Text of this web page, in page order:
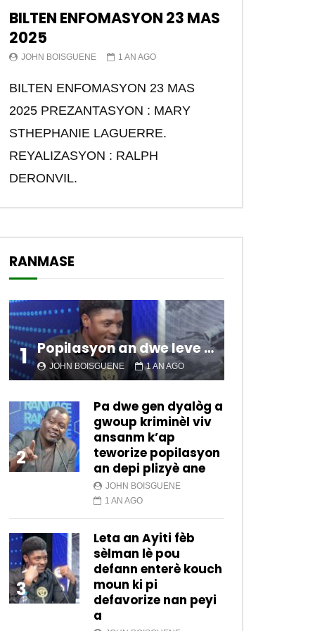
En Direct | Ranmase | 25
En Direct | Ranmase | 18
Septembre 2021
En Direct | Ranmase | 18
Septembre 2021
En Direct | Ranmase 4
Seprembre 2021
13.4K 86
En Direct | Ranmase 28
Aout 2021
13.7K 69
En Direct | Ranmase | 07
Août 2021
21.9K 114
En Direct | Ranmase | 31
24.7K 135
En Direct | Ranmase | 24
Juillet 2021
35.1K
BILTEN ENFOMASYON 23 MAS
2025
JOHN BOISGUENE 1 AN AGO
BILTEN ENFOMASYON 23 MAS
2025 PREZANTASYON : MARY
STHEPHANIE LAGUERRE.
REYALIZASYON : RALPH
DERONVIL.
RANMASE
1 Popilasyon an dwe leve kanpe pou chanje sitiyasyon kawotik l’ap viv nan peyi a.
JOHN BOISGUENE 1 AN AGO
2
Pa dwe gen dyalòg a
gwoup kriminèl viv
ansanm k’ap
teworize popilasyon
an depi plizyè ane
JOHN BOISGUENE
1 AN AGO
3
Leta an Ayiti fèb
sèlman lè pou
defann enterè kouch
moun ki pi
defavorize nan peyi
a